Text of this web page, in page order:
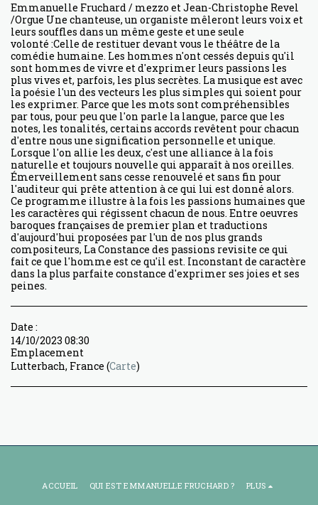
Emmanuelle Fruchard / mezzo et Jean-Christophe Revel
/Orgue Une chanteuse, un organiste mêleront leurs voix et
leurs souffles dans un même geste et une seule
volonté :Celle de restituer devant vous le théâtre de la
comédie humaine. Les hommes n'ont cessés depuis qu'il
sont hommes de vivre et d'exprimer leurs passions les
plus vives et, parfois, les plus secrètes. La musique est avec
la poésie l'un des vecteurs les plus simples qui soient pour
les exprimer. Parce que les mots sont compréhensibles
par tous, pour peu que l'on parle la langue, parce que les
notes, les tonalités, certains accords revêtent pour chacun
d'entre nous une signification personnelle et unique.
Lorsque l'on allie les deux, c'est une alliance à la fois
naturelle et toujours nouvelle qui apparaît à nos oreilles.
Émerveillement sans cesse renouvelé et sans fin pour
l'auditeur qui prête attention à ce qui lui est donné alors.
Ce programme illustre à la fois les passions humaines que
les caractères qui régissent chacun de nous. Entre oeuvres
baroques françaises de premier plan et traductions
d'aujourd'hui proposées par l'un de nos plus grands
compositeurs, La Constance des passions revisite ce qui
fait ce que l'homme est ce qu'il est. Inconstant de caractère
dans la plus parfaite constance d'exprimer ses joies et ses
peines.
Date :
14/10/2023 08:30
Emplacement
Lutterbach, France (Carte)
ACCUEIL QUI EST EMMANUELLE FRUCHARD ? PLUS